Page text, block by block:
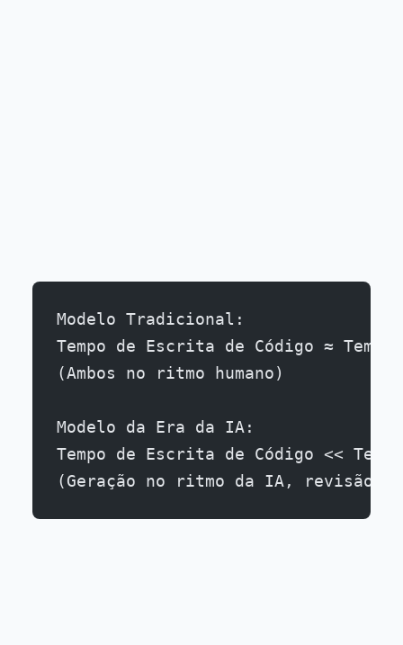
Modelo Tradicional:
Tempo de Escrita de Código ≈
(Ambos no ritmo humano)
Modelo da Era da IA:
Tempo de Escrita de Código <<
(Geração no ritmo da IA, revisão